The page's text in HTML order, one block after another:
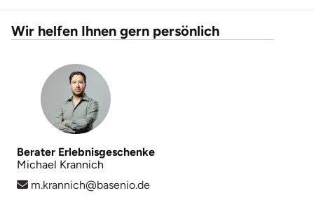
Wir helfen Ihnen gern persönlich
Berater Erlebnisgeschenke
Michael Krannich
m.krannich@basenio.de
Leipzig
Ludwigslust-Parchim
Lübeck